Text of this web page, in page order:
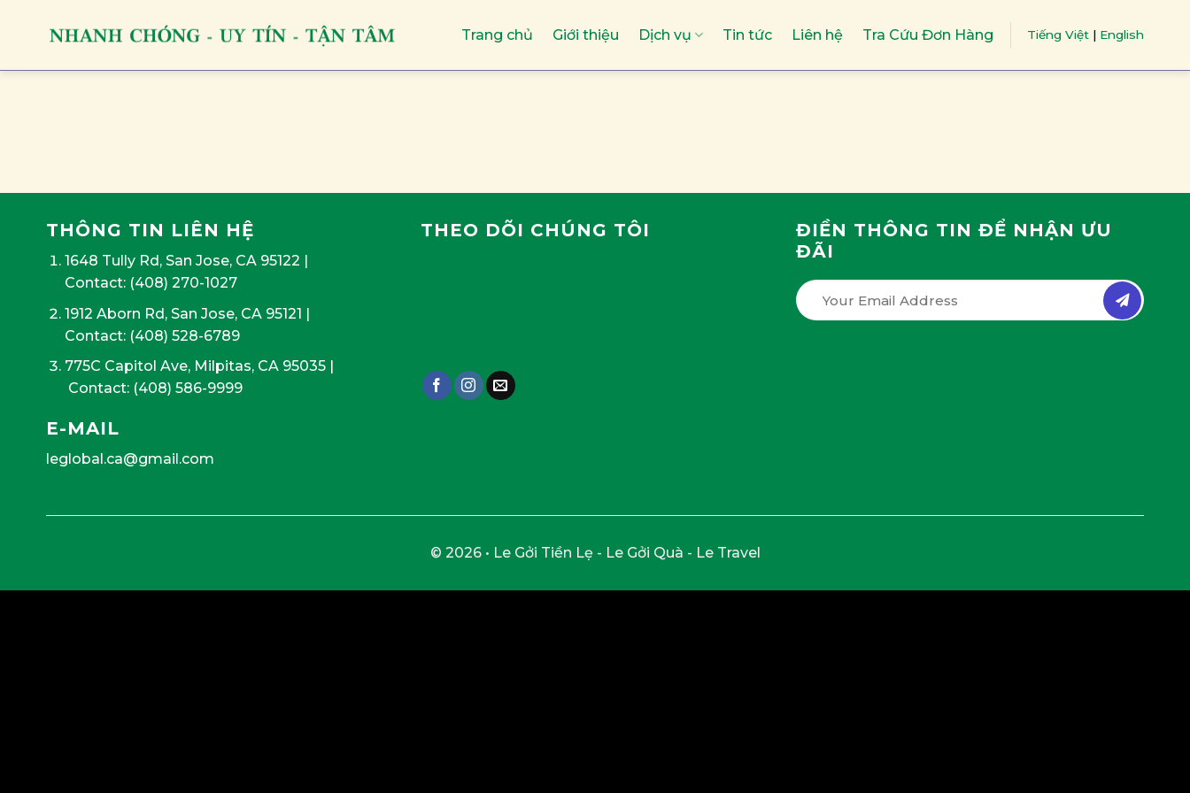
Trang chủ Giới thiệu Dịch vụ Tin tức Liên hệ Tra Cứu Đơn Hàng Tiếng Việt | English
THÔNG TIN LIÊN HỆ
1648 Tully Rd, San Jose, CA 95122 |
Contact: (408) 270-1027
1912 Aborn Rd, San Jose, CA 95121 |
Contact: (408) 528-6789
775C Capitol Ave, Milpitas, CA 95035|
Contact: (408) 586-9999
E-MAIL
leglobal.ca@gmail.com
THEO DÕI CHÚNG TÔI
ĐIỀN THÔNG TIN ĐỂ NHẬN ƯU
ĐÃI
© 2026 • Le Gởi Tiền Lẹ - Le Gởi Quà - Le Travel